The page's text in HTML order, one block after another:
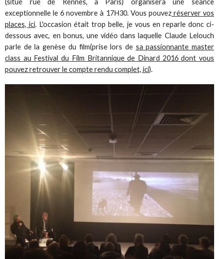
(situé rue de Rennes, à Paris) organisera une séance
exceptionnelle le 6 novembre à 17H30. Vous pouvezréserver vos
places, ici. L'occasion était trop belle, je vous en reparle donc ci-
dessous avec, en bonus, une vidéo dans laquelle Claude Lelouch
parle de la genèse du film(prise lors de sa passionnante master
class au Festival du Film Britannique de Dinard 2016 dont vous
pouvez retrouver le compte rendu complet, ici).